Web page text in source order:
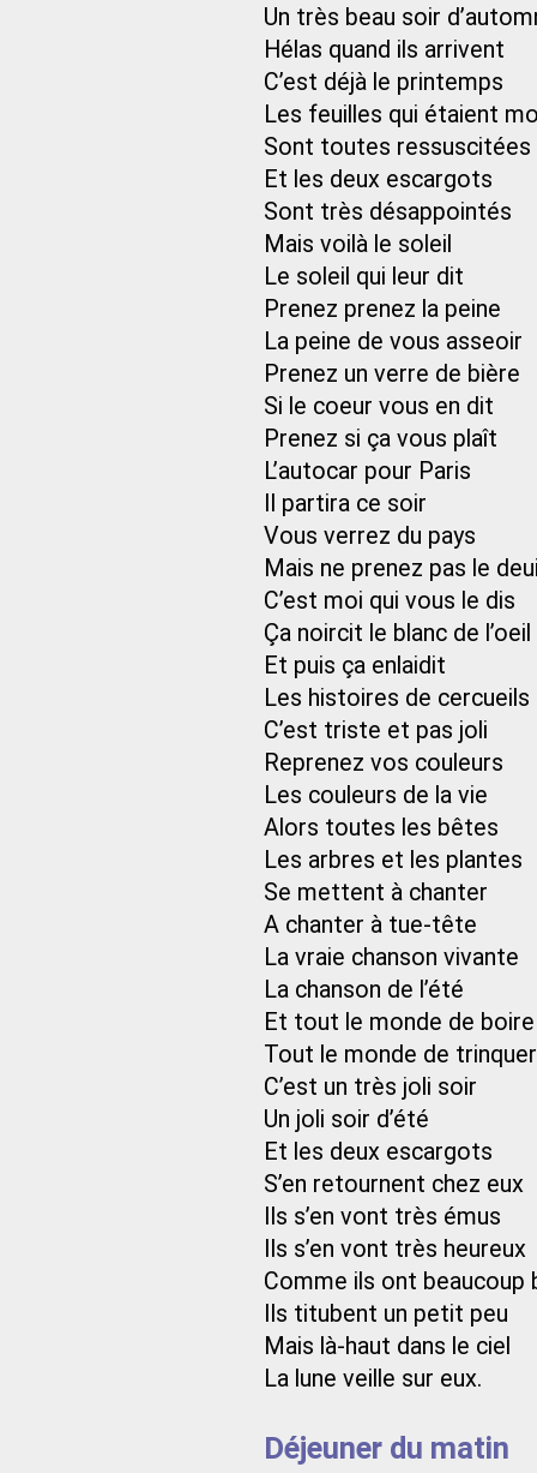
Un très beau soir
Hélas quand ils arrivent
C’est déjà le printemps
Les feuilles qui étaient
Sont toutes ressuscitées
Et les deux escargots
Sont très désappointés
Mais voilà le soleil
Le soleil qui leur dit
Prenez prenez la peine
La peine de vous asseoir
Prenez un verre de bière
Si le coeur vous en dit
Prenez si ça vous plaît
L’autocar pour Paris
Il partira ce soir
Vous verrez du pays
Mais ne prenez pas le
C’est moi qui vous le dis
Ça noircit le blanc de l’oeil
Et puis ça enlaidit
Les histoires de cercueils
C’est triste et pas joli
Reprenez vos couleurs
Les couleurs de la vie
Alors toutes les bêtes
Les arbres et les plantes
Se mettent à chanter
A chanter à tue-tête
La vraie chanson vivante
La chanson de l’été
Et tout le monde de boire
Tout le monde de trinquer
C’est un très joli soir
Un joli soir d’été
Et les deux escargots
S’en retournent chez eux
Ils s’en vont très émus
Ils s’en vont très heureux
Comme ils ont beaucoup
Ils titubent un petit peu
Mais là-haut dans le ciel
La lune veille sur eux.
Déjeuner du matin